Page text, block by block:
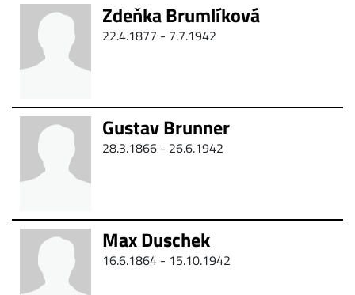
Zdeňka Brumlíková
22.4.1877 - 7.7.1942
Gustav Brunner
28.3.1866 - 26.6.1942
Max Duschek
16.6.1864 - 15.10.1942